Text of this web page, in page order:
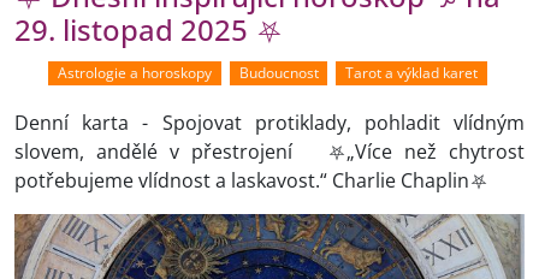
29. listopad 2025 ⛧
Astrologie a horoskopy Budoucnost Tarot a výklad karet
Denní karta - Spojovat protiklady, pohladit vlídným
slovem, andělé v přestrojení ⛧„Více než chytrost
potřebujeme vlídnost a laskavost.“ Charlie Chaplin⛧